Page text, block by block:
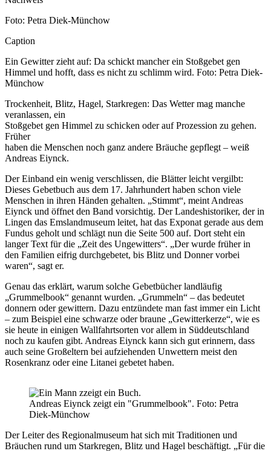
Foto: Petra Diek-Münchow
Caption
Ein Gewitter zieht auf: Da schickt mancher ein Stoßgebet gen
Himmel und hofft, dass es nicht zu schlimm wird. Foto: Petra Diek-
Münchow
Trockenheit, Blitz, Hagel, Starkregen: Das Wetter mag manche
veranlassen, ein
Stoßgebet gen Himmel zu schicken oder auf Prozession zu gehen.
Früher
haben die Menschen noch ganz andere Bräuche gepflegt – weiß
Andreas Eiynck.
Der Einband ein wenig verschlissen, die Blätter leicht vergilbt:
Dieses Gebetbuch aus dem 17. Jahrhundert haben schon viele
Menschen in ihren Händen gehalten. „Stimmt“, meint Andreas
Eiynck und öffnet den Band vorsichtig. Der Landeshistoriker, der in
Lingen das Emslandmuseum leitet, hat das Exponat gerade aus dem
Fundus geholt und schlägt nun die Seite 500 auf. Dort steht ein
langer Text für die „Zeit des Ungewitters“. „Der wurde früher in
den Familien eifrig durchgebetet, bis Blitz und Donner vorbei
waren“, sagt er.
Genau das erklärt, warum solche Gebetbücher landläufig
„Grummelbook“ genannt wurden. „Grummeln“ – das bedeutet
donnern oder gewittern. Dazu entzündete man fast immer ein Licht
– zum Beispiel eine schwarze oder braune „Gewitterkerze“, wie es
sie heute in einigen Wallfahrtsorten vor allem in Süddeutschland
noch zu kaufen gibt. Andreas Eiynck kann sich gut erinnern, dass
auch seine Großeltern bei aufziehenden Unwettern meist den
Rosenkranz oder eine Litanei gebetet haben.
Andreas Eiynck zeigt ein "Grummelbook". Foto: Petra
Diek-Münchow
Der Leiter des Regionalmuseum hat sich mit Traditionen und
Bräuchen rund um Starkregen, Blitz und Hagel beschäftigt. „Für die